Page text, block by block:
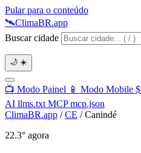
Pular para o conteúdo
🛰️ClimaBR.app
Buscar cidade
🌙 ☀️
📺 Modo Painel 📱 Modo Mobile $
AI llms.txt MCPmcp.json
ClimaBR.app / CE / Canindé
22.3° agora